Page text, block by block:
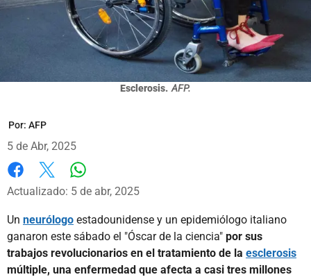
Esclerosis. AFP.
Por: AFP
5 de Abr, 2025
Facebook
X
Actualizado: 5 de abr, 2025
Un neurólogo estadounidense y un epidemiólogo italiano
ganaron este sábado el "Óscar de la ciencia" por sus
trabajos revolucionarios en el tratamiento de la esclerosis
múltiple, una enfermedad que afecta a casi tres millones